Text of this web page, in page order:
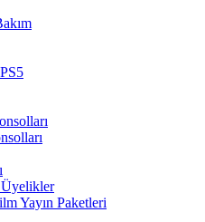
Yayın Paketleri